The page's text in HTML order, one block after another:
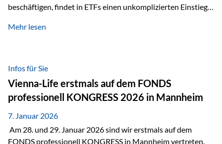
beschäftigen, findet in ETFs einen unkomplizierten Einstieg
werden häufig kritisch betrachtet. Sie gelten als teurer,
Beide Ansätze haben ihre Berechtigung und ihre Stärken
entfalten sie oft gerade in Kombination. ETFs: Effizient, breit
gestreut und klar strukturiert…
Mehr lesen
Infos für Sie
Vienna-Life erstmals auf dem FONDS
professionell KONGRESS 2026 in Mannheim
7. Januar 2026
Am 28. und 29. Januar 2026 sind wir erstmals auf dem
FONDS professionell KONGRESS in Mannheim vertreten.